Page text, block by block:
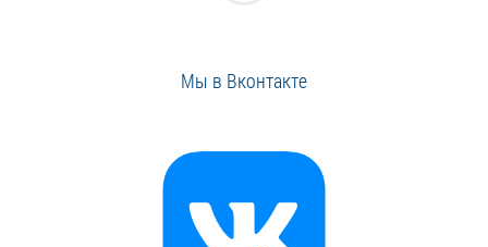
Мы в Вконтакте